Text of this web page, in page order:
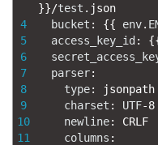
4
5
6
7
8
9
10
11
}}/test . json
bucket : {{ env.
access_key_id : {
parser:
type:
jsonpath
charset : UTF-8
newline:
CRLF
columns :